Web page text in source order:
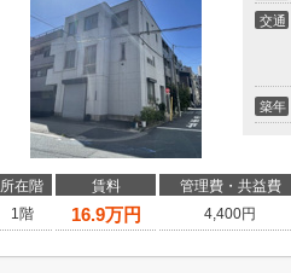
交通
築年
所在階 賃料 管理費・共益費
1階
16.9万円 4,400円